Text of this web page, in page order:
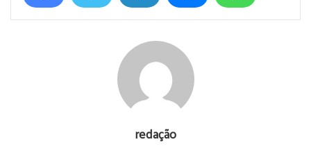
Cultura e outras ações esportivas. Como em abril deste ano,
de Futebol 2022 entre Coritiba x Maringá FC.
JOGOS DO BRASIL NA COPA DO MUNDO 2022:
• 24 de novembro, às 16h – Brasil x Sérvia
• 2 de dezembro, às 16h – Brasil x Camarões
redação